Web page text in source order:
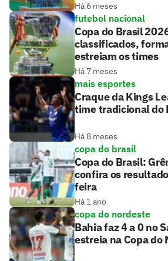
Há 6 meses
futebol nacional
Copa do Brasil
classificados,
estreiam os times
Há 7 meses
mais esportes
Craque da Kings
time tradicional do
Há 8 meses
copa do brasil
Copa do Brasil:
confira os
feira
Há 1 ano
copa do nordeste
Bahia faz 4 a 0 no
estreia na Copa do